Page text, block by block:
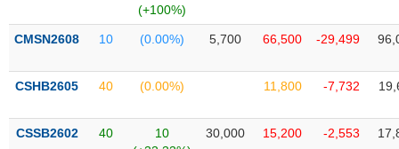
(+100%)
CMSN2608 10 (0.00%) 5,700 66,500 -29,499
CSHB2605 40 (0.00%) 11,800 -7,732
CSSB2602 40
10
30,000 15,200 -2,553
THIẾT
YẾU
CHĂM